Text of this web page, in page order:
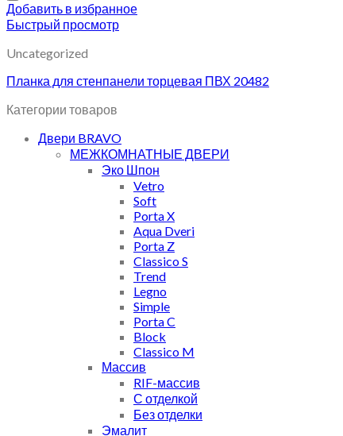
Добавить в избранное
Быстрый просмотр
Uncategorized
Планка для стенпанели торцевая ПВХ 20482
Категории товаров
Двери BRAVO
МЕЖКОМНАТНЫЕ ДВЕРИ
Эко Шпон
Vetro
Soft
Porta X
Aqua Dveri
Porta Z
Classico S
Trend
Legno
Simple
Porta C
Block
Classico M
Массив
RIF-массив
С отделкой
Без отделки
Эмалит